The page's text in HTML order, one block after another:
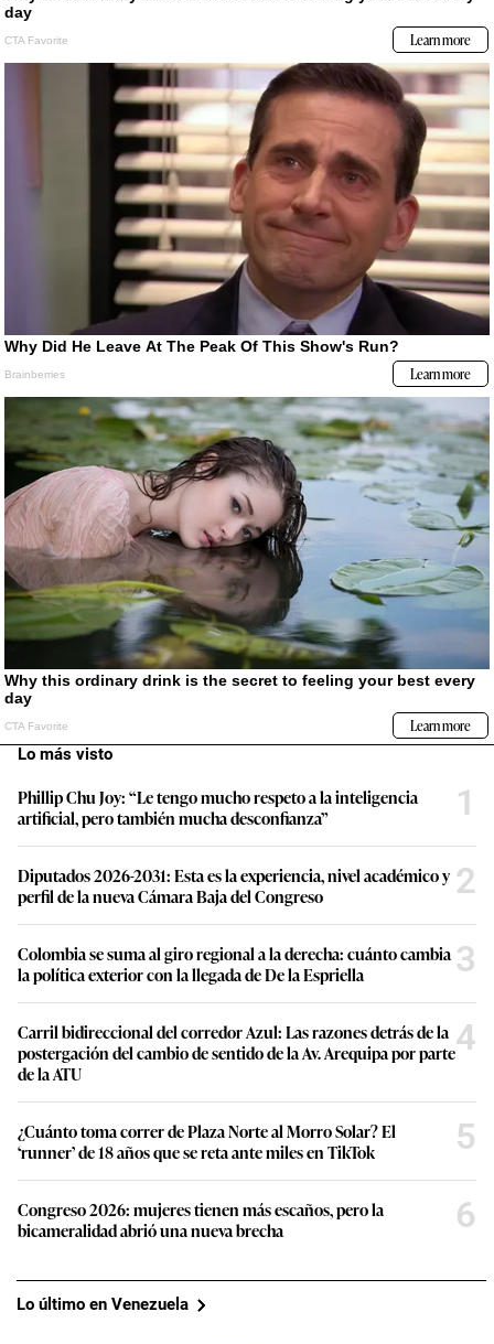
Lo más visto
Phillip Chu Joy: “Le tengo mucho respeto a la inteligencia
artificial, pero también mucha desconfianza”
1
Diputados 2026-2031: Esta es la experiencia, nivel académico y
perfil de la nueva Cámara Baja del Congreso
2
Colombia se suma al giro regional a la derecha: cuánto cambia
la política exterior con la llegada de De la Espriella
3
Carril bidireccional del corredor Azul: Las razones detrás de la
postergación del cambio de sentido de la Av. Arequipa por parte
de la ATU
4
¿Cuánto toma correr de Plaza Norte al Morro Solar? El
‘runner’ de 18 años que se reta ante miles en TikTok
5
Congreso 2026: mujeres tienen más escaños, pero la
bicameralidad abrió una nueva brecha
6
Lo último en Venezuela